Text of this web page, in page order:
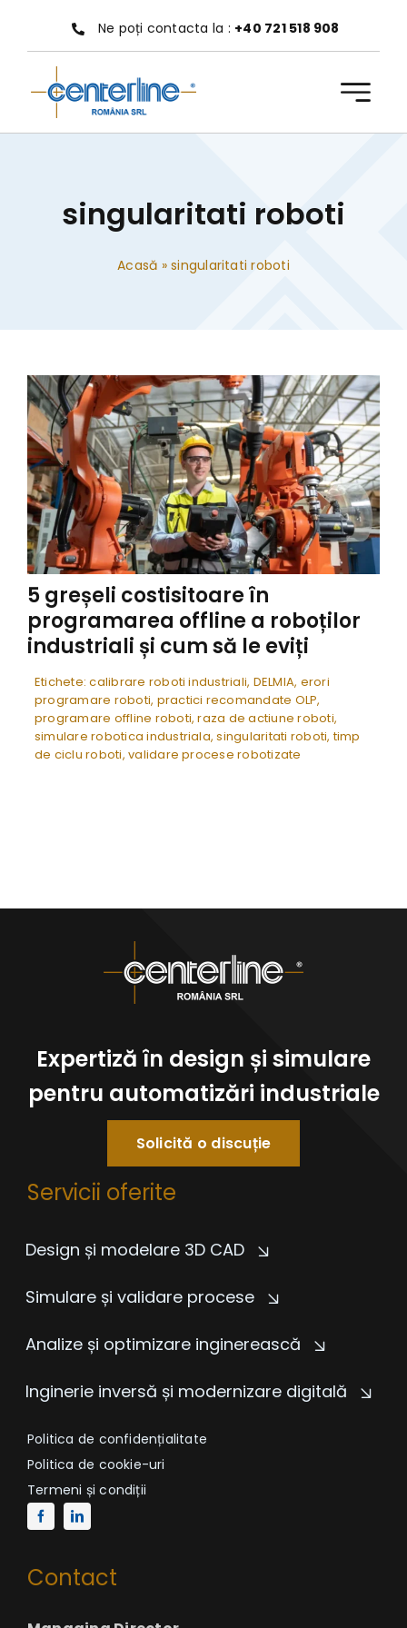
conținut
Ne poți contacta la : +40 721 518 908
singularitati roboti
Acasă »singularitati roboti
5 greșeli costisitoare în
programarea offline a roboților
industriali și cum să le eviți
Etichete:calibrare roboti industriali, DELMIA, erori
programare roboti, practici recomandate OLP,
programare offline roboti,raza de actiune roboti,
simulare robotica industriala,singularitati roboti,timp
de ciclu roboti,validare procese robotizate
Expertiză în design și simulare
pentru automatizări industriale
Solicită o discuție
Servicii oferite
Design și modelare 3D CAD
Simulare și validare procese
Analize și optimizare inginerească
Inginerie inversă și modernizare digitală
Politica de confidențialitate
Politica de cookie-uri
Termeni și condiții
Contact